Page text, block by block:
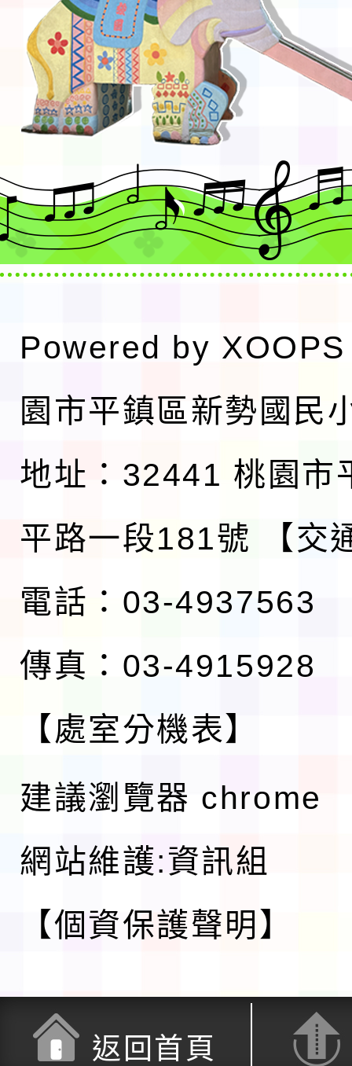
Powered by XOOPS
園市平鎮區新勢國民
地址：32441 桃園市
平路一段181號
【交
電話：03-4937563
傳真：03-4915928
【處室分機表】
建議瀏覽器 chrome
網站維護:資訊組
【個資保護聲明】
返回首頁